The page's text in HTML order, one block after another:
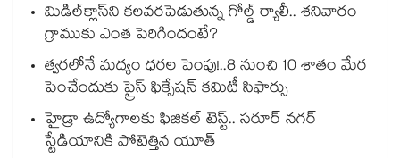
మిడిల్‌క్లాస్‌ని కలవరపెడుతున్న గోల్డ్ ర్యాలీ.. శనివారం
గ్రాముకు ఎంత పెరిగిందంటే?
త్వరలోనే మద్యం ధ‌‌ర‌‌ల పెంపు!..8 నుంచి 10 శాతం మేర
పెంచేందుకు ప్రైస్ ఫిక్సేష‌‌న్ క‌‌మిటీ సిఫార్సు
హైడ్రా ఉద్యోగాలకు ఫిజికల్ టెస్ట్.. సరూర్ నగర్
స్టేడియానికి పోటెత్తిన యూత్